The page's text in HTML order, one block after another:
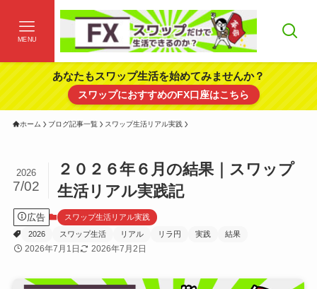
MENU
あなたもスワップ生活を始めてみませんか？
スワップにおすすめのFX口座はこちら
ホーム ブログ記事一覧 スワップ生活リアル実践
２０２６年６月の結果｜スワップ
生活リアル実践記
2026
7/02
広告
スワップ生活リアル実践
2026
スワップ生活 リアル リラ円 実践 結果
2026年7月1日 2026年7月2日